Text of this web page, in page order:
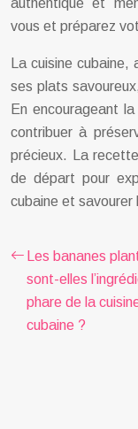
vous et préparez
La cuisine
ses plats
En encourageant
contribuer à
précieux. La
de départ pour
cubaine et savourer
Les bananes
sont-elles
phare de la
cubaine ?